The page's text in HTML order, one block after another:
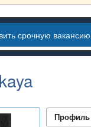
срочную вакансию
Профиль